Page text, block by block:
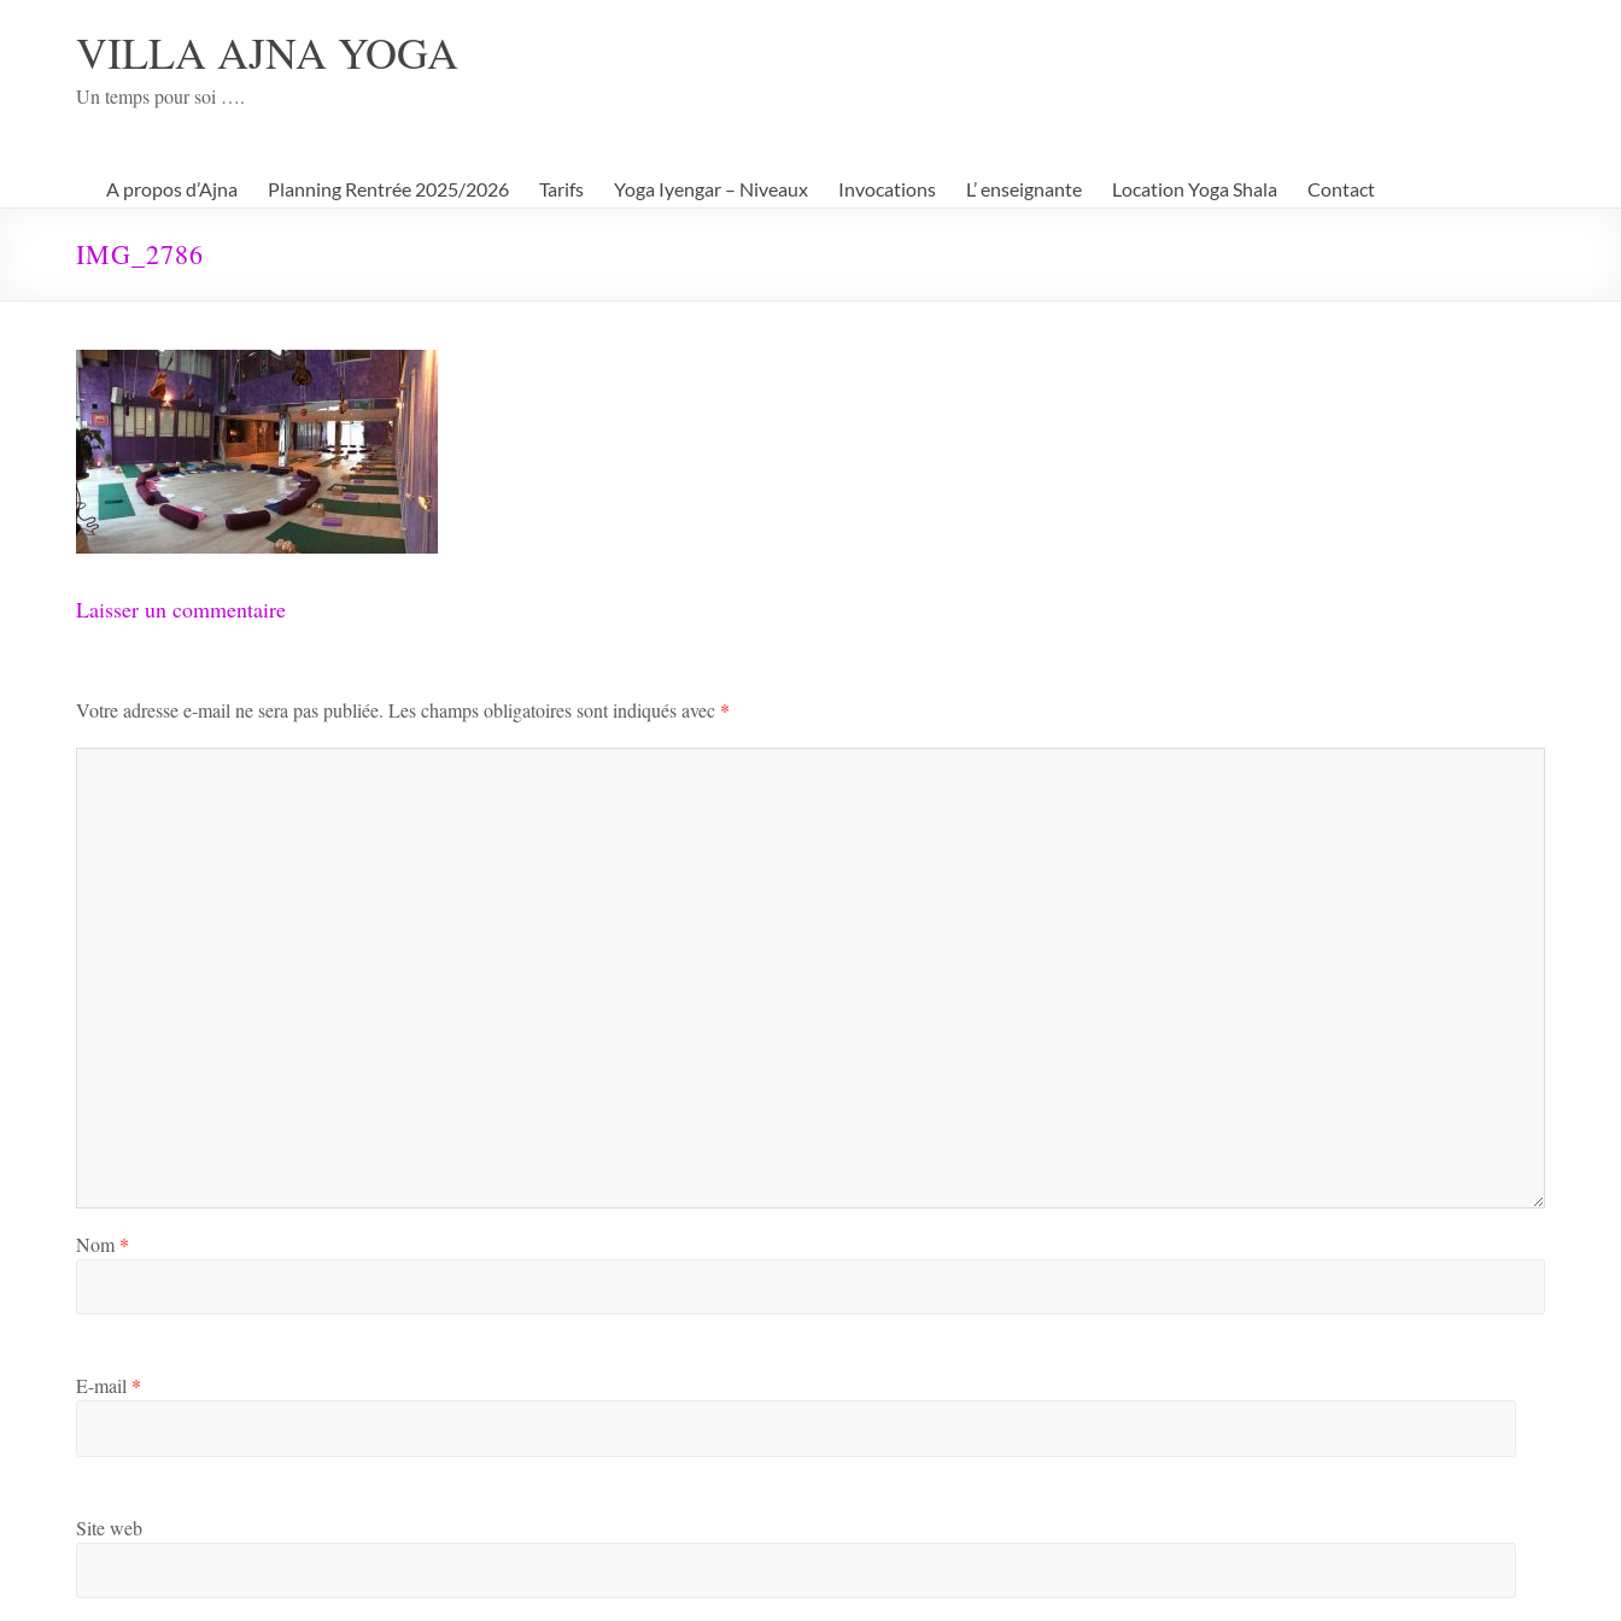
VILLA AJNA YOGA
Un temps pour soi ….
A propos d’Ajna Planning Rentrée 2025/2026 Tarifs Yoga Iyengar – Niveaux Invocations L’ enseignante Location Yoga Shala Contact
IMG_2786
Laisser un commentaire
Votre adresse e-mail ne sera pas publiée. Les champs obligatoires sont indiqués avec *
Nom *
E-mail *
Site web